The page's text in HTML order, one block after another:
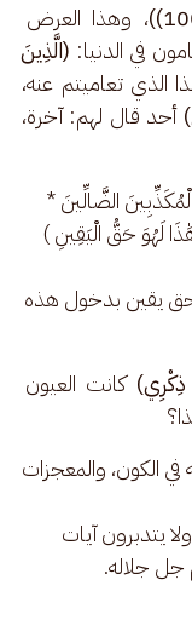
، وهذا العرض
في الدنيا: (الَّذِينَ
الذي تعاميتم عنه،
أحد قال لهم: آخرة،
الضَّالِّينَ *
لَهُوَ حَقُّ الْيَقِينِ )
يقين بدخول هذه
ذِكْرِي) كانت العيون
في الكون، والمعجزات
يتدبرون آيات
جل جلاله.